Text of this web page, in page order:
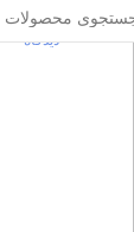
0 بدون
دیدگاه